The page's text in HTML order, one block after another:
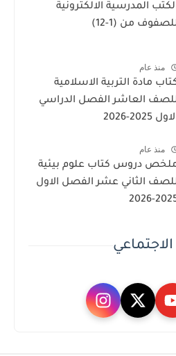
المدرسية الالكترونية
من (1-12)
منذ عام
مادة التربية الاسلامية
العاشر الفصل الدراسي
2025-2026
منذ عام
دروس كتاب علوم بيئية
الثاني عشر الفصل الاول
2025-